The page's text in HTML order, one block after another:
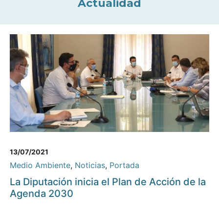
Actualidad
13/07/2021
Medio Ambiente, Noticias, Portada
La Diputación inicia el Plan de Acción de la
Agenda 2030